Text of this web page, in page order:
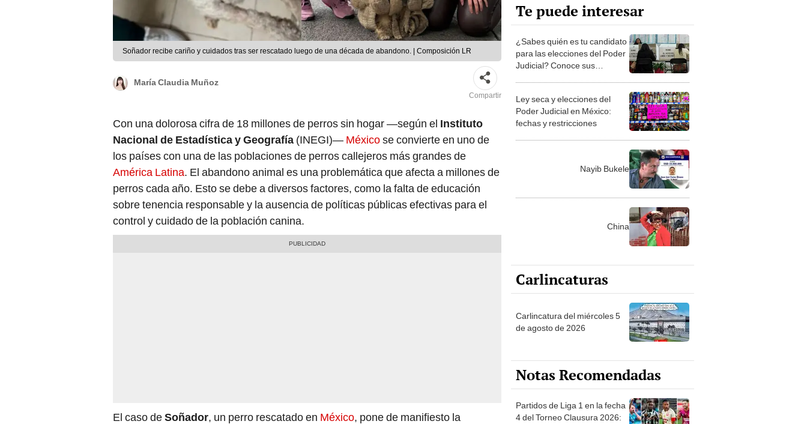
Soñador recibe cariño y cuidados tras ser rescatado luego de una década de abandono. | Composición LR
María Claudia Muñoz
Compartir
Con una dolorosa cifra de 18 millones de perros sin hogar —según el Instituto
Nacional de Estadística y Geografía (INEGI)— Méxicose convierte en uno de
los países con una de las poblaciones de perros callejeros más grandes de
América Latina. El abandono animal es una problemática que afecta a millones de
perros cada año. Esto se debe a diversos factores, como la falta de educación
sobre tenencia responsable y la ausencia de políticas públicas efectivas para el
control y cuidado de la población canina.
El caso deSoñador, un perro rescatado en México, pone de manifiesto la
Te puede interesar
¿Sabes quién es tu candidato
para las elecciones del Poder
Judicial? Conoce sus
Ley seca y elecciones del
Poder Judicial en México:
fechas y restricciones
Nayib Bukele
China
Carlincaturas
Carlincatura del miércoles 5
de agosto de 2026
Notas Recomendadas
Partidos de Liga 1 en la fecha
4 del Torneo Clausura 2026: